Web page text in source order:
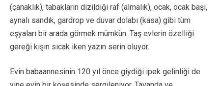
(çanaklık), tabakların dizildiği raf (almalık), ocak, ocak başı,
aynalı sandık, gardrop ve duvar dolabı (kasa) gibi tüm
eşyaları bir arada görmek mümkün. Taş evlerin özelliği
gereği kışın sıcak iken yazın serin oluyor.
Evin babaannesinin 120 yıl önce giydiği ipek gelinliği de